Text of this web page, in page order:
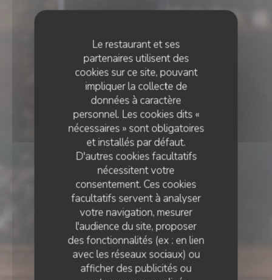
Le restaurant et ses
partenaires utilisent des
cookies sur ce site, pouvant
impliquer la collecte de
données à caractère
personnel. Les cookies dits «
nécessaires » sont obligatoires
et installés par défaut.
D'autres cookies facultatifs
nécessitent votre
consentement. Ces cookies
facultatifs servent à analyser
votre navigation, mesurer
l'audience du site, proposer
des fonctionnalités (ex : en lien
avec les réseaux sociaux) ou
afficher des publicités ou
CUISINE PARISIENNE